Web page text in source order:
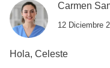
Carmen
12 Diciembre
Hola, Celeste